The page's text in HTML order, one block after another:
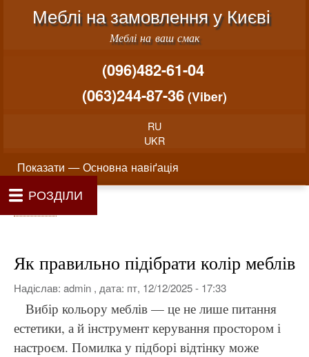
Перейти до основного
Меню облікового запису користувача
Меблі на замовлення у Києві
Меблі на ваш смак
(096)482-61-04
(063)244-87-36 (Viber)
RU
UKR
Основна навіґація
Показати — Основна навіґація
Як проводиться замовлення меблів
Вартість виготовлення меблів
Рядок навіґації
Головна
Як правильно підібрати колір меблів
Надіслав: admin , дата: пт, 12/12/2025 - 17:33
Вибір кольору меблів — це не лише питання
естетики, а й інструмент керування простором і
настроєм. Помилка у підборі відтінку може
РОЗДІЛИ